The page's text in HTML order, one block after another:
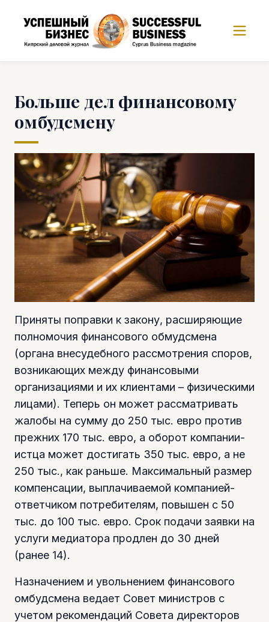
Больше дел финансовому
омбудсмену
Приняты поправки к закону, расширяющие
полномочия финансового обмудсмена
(органа внесудебного рассмотрения споров,
возникающих между финансовыми
организациями и их клиентами – физическими
лицами). Теперь он может рассматривать
жалобы на сумму до 250 тыс. евро против
прежних 170 тыс. евро, а оборот компании-
истца может достигать 350 тыс. евро, а не
250 тыс., как раньше. Максимальный размер
компенсации, выплачиваемой компанией-
ответчиком потребителям, повышен с 50
тыс. до 100 тыс. евро. Срок подачи заявки на
услуги медиатора продлен до 30 дней
(ранее 14).
Назначением и увольнением финансового
омбудсмена ведает Совет министров с
учетом рекомендаций Совета директоров